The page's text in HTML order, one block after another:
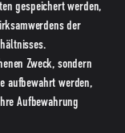
gespeichert werden,
der
Zweck, sondern
aufbewahrt werden,
Aufbewahrung